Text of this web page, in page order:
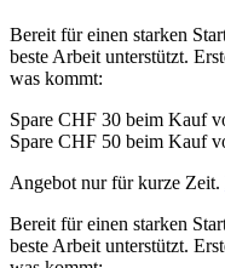
Bereit für einen starken
beste Arbeit unterstützt.
was kommt:
Spare CHF 30 beim Kauf
Spare CHF 50 beim Kauf
Angebot nur für kurze Zeit.
Bereit für einen starken
beste Arbeit unterstützt.